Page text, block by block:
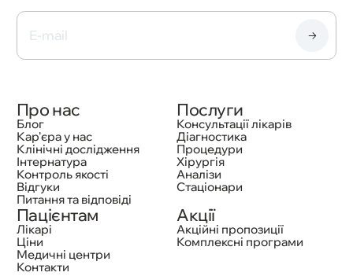
Про нас
Блог
Кар'єра у нас
Клінічні дослідження
Інтернатура
Контроль якості
Відгуки
Питання та відповіді
Послуги
Консультації лікарів
Діагностика
Процедури
Хірургія
Аналізи
Стаціонари
Пацієнтам
Лікарі
Ціни
Медичні центри
Контакти
Акції
Акційні пропозиції
Комплексні програми